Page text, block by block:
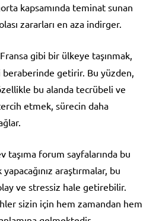
kapsamında teminat sunan
zararları en aza indirger.
Fransa gibi bir ülkeye taşınmak,
getirir. Bu yüzden,
bu alanda tecrübeli ve
etmek, sürecin daha
taşıma forum sayfalarında bu
araştırmalar, bu
ve stressiz hale getirebilir.
sizin için hem zamandan hem